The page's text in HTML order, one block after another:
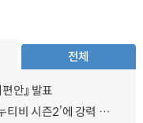
전체
안』 발표
과기정통부, ‘누누티비 시즌2’에 강력 대응 의지 밝혀